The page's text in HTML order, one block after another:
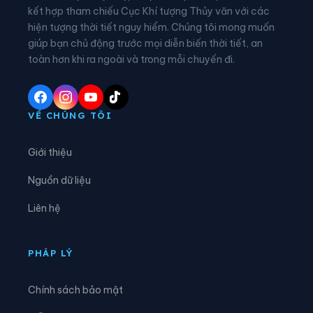
Xã Bình Mỹ Xã Bình Sơn
Xã Bình Thạnh Đông Xã Cần Đăng
Xã Châu Phong
Xã Châu Thành
Xã Giang Thành
kết hợp tham chiếu Cục Khí tượng Thủy văn với các
hiện tượng thời tiết nguy hiểm. Chúng tôi mong muốn
giúp bạn chủ động trước mọi diễn biến thời tiết, an
toàn hơn khi ra ngoài và trong mỗi chuyến đi.
VỀ CHÚNG TÔI
Giới thiệu
Nguồn dữ liệu
Liên hệ
PHÁP LÝ
Chính sách bảo mật